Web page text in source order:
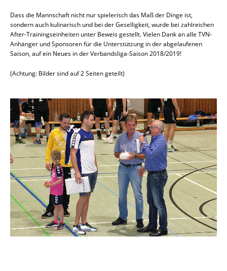
Dass die Mannschaft nicht nur spielerisch das Maß der Dinge ist,
sondern auch kulinarisch und bei der Geselligkeit, wurde bei zahlreichen
After-Trainingseinheiten unter Beweis gestellt. Vielen Dank an alle TVN-
Anhänger und Sponsoren für die Unterstützung in der abgelaufenen
Saison, auf ein Neues in der Verbandsliga-Saison 2018/2019!
(Achtung: Bilder sind auf 2 Seiten geteilt)